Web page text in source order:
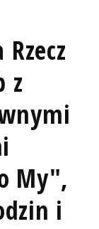
z
My",
i